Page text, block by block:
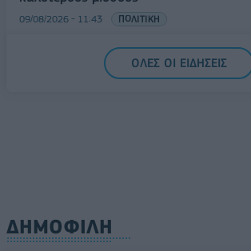
09/08/2026 - 11:43 ΠΟΛΙΤΙΚΗ
Υπ. Μεταφορών: Οριστική λύση στο
πινακίδων κυκλοφορίας - Τέλος στις
ΟΛΕΣ ΟΙ ΕΙΔΗΣΕΙΣ
ΔΗΜΟΦΙΛΗ